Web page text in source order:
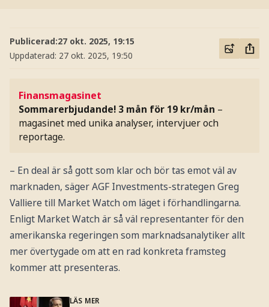
Publicerad:27 okt. 2025, 19:15
Uppdaterad: 27 okt. 2025, 19:50
Finansmagasinet
Sommarerbjudande! 3 mån för 19 kr/mån –
magasinet med unika analyser, intervjuer och
reportage.
– En deal är så gott som klar och bör tas emot väl av
marknaden, säger AGF Investments-strategen Greg
Valliere till Market Watch om läget i förhandlingarna.
Enligt Market Watch är så väl representanter för den
amerikanska regeringen som marknadsanalytiker allt
mer övertygade om att en rad konkreta framsteg
kommer att presenteras.
LÄS MER